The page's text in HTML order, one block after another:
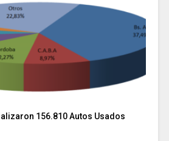
156.810 Autos Usados